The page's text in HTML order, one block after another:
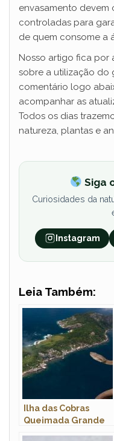
envasamento devem
controladas para
de quem consome a
Nosso artigo fica por
sobre a utilização do
comentário logo
acompanhar as
Todos os dias
natureza, plantas e
Siga
Curiosidades da
Instagram
Leia Também:
Ilha das Cobras
Queimada Grande